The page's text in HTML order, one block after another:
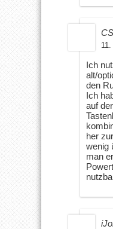
Ich
alt/
den
Ich
auf
her
wenig
man